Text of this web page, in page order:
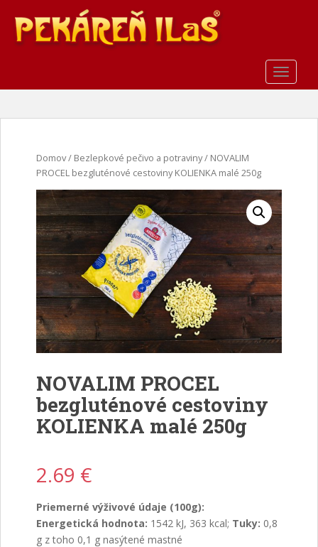
o
a
Domov/ Bezlepkové pečivo a potraviny/ NOVALIM
PROCEL bezgluténové cestoviny KOLIENKA malé 250g
NOVALIM PROCEL
bezgluténové cestoviny
KOLIENKA malé 250g
2.69 €
Priemerné výživové údaje (100g):
Energetická hodnota: 1542 kJ, 363 kcal; Tuky: 0,8
g z toho 0,1 g nasýtené mastné